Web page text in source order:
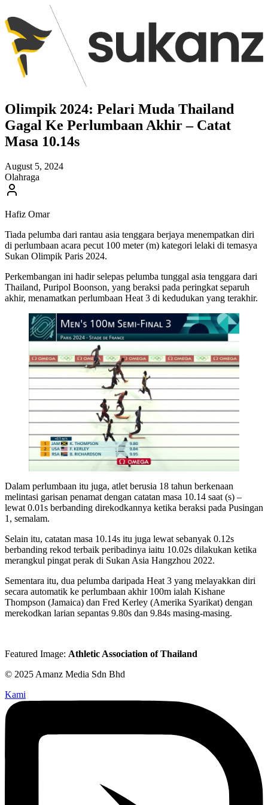
Olimpik 2024: Pelari Muda Thailand
Gagal Ke Perlumbaan Akhir – Catat
Masa 10.14s
August 5, 2024
Olahraga
Hafiz Omar
Tiada pelumba dari rantau asia tenggara berjaya menempatkan diri
di perlumbaan acara pecut 100 meter (m) kategori lelaki di temasya
Sukan Olimpik Paris 2024.
Perkembangan ini hadir selepas pelumba tunggal asia tenggara dari
Thailand, Puripol Boonson, yang beraksi pada peringkat separuh
akhir, menamatkan perlumbaan Heat 3 di kedudukan yang terakhir.
Dalam perlumbaan itu juga, atlet berusia 18 tahun berkenaan
melintasi garisan penamat dengan catatan masa 10.14 saat (s) –
lewat 0.01s berbanding direkodkannya ketika beraksi pada Pusingan
1, semalam.
Selain itu, catatan masa 10.14s itu juga lewat sebanyak 0.12s
berbanding rekod terbaik peribadinya iaitu 10.02s dilakukan ketika
merangkul pingat perak di Sukan Asia Hangzhou 2022.
Sementara itu, dua pelumba daripada Heat 3 yang melayakkan diri
secara automatik ke perlumbaan akhir 100m ialah Kishane
Thompson (Jamaica) dan Fred Kerley (Amerika Syarikat) dengan
merekodkan larian sepantas 9.80s dan 9.84s masing-masing.
Featured Image: Athletic Association of Thailand
© 2025 Amanz Media Sdn Bhd
Kami